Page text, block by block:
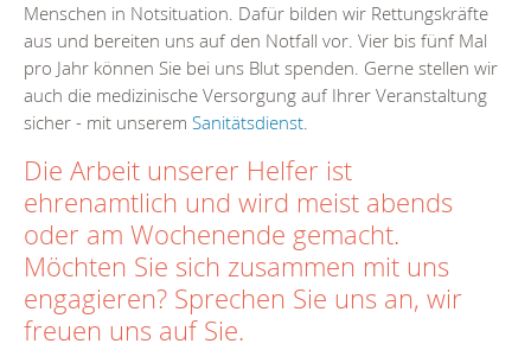
Menschen in Notsituation. Dafür bilden wir Rettungskräfte
aus und bereiten uns auf den Notfall vor. Vier bis fünf Mal
pro Jahr können Sie bei uns Blut spenden. Gerne stellen wir
auch die medizinische Versorgung auf Ihrer Veranstaltung
sicher - mit unserem Sanitätsdienst.
Die Arbeit unserer Helfer ist
ehrenamtlich und wird meist abends
oder am Wochenende gemacht.
Möchten Sie sich zusammen mit uns
engagieren? Sprechen Sie uns an, wir
freuen uns auf Sie.